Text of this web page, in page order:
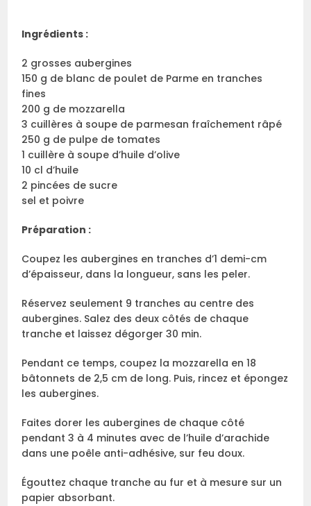
Ingrédients :
2 grosses aubergines
150 g de blanc de poulet de Parme en tranches
fines
200 g de mozzarella
3 cuillères à soupe de parmesan fraîchement râpé
250 g de pulpe de tomates
1 cuillère à soupe d’huile d’olive
10 cl d’huile
2 pincées de sucre
sel et poivre
Préparation :
Coupez les aubergines en tranches d’1 demi-cm
d’épaisseur, dans la longueur, sans les peler.
Réservez seulement 9 tranches au centre des
aubergines. Salez des deux côtés de chaque
tranche et laissez dégorger 30 min.
Pendant ce temps, coupez la mozzarella en 18
bâtonnets de 2,5 cm de long. Puis, rincez et épongez
les aubergines.
Faites dorer les aubergines de chaque côté
pendant 3 à 4 minutes avec de l’huile d’arachide
dans une poêle anti-adhésive, sur feu doux.
Égouttez chaque tranche au fur et à mesure sur un
papier absorbant.